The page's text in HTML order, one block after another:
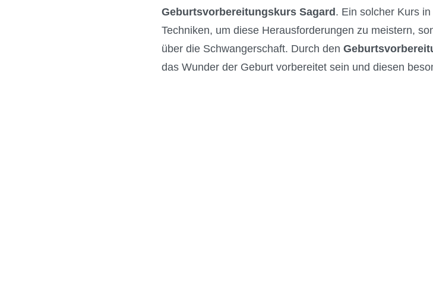
Geburtsvorbereitungskurs Sagard . Ein solcher Kurs
Techniken, um diese Herausforderungen zu meistern,
über die Schwangerschaft. Durch den
das Wunder der Geburt vorbereitet sein und diesen